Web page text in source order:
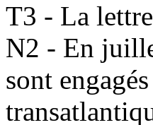
T3 - La
N2 - En
sont